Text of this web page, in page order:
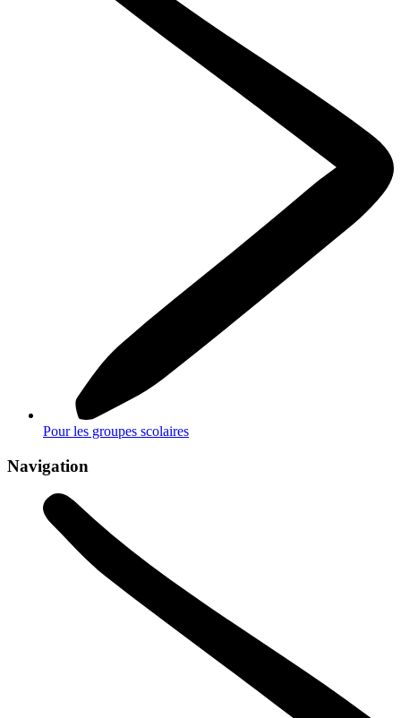
Pour les groupes scolaires
Navigation